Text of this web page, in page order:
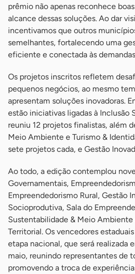
prêmio não apenas reconhece
alcance dessas soluções. Ao dar
incentivamos que outros
semelhantes, fortalecendo uma
eficiente e conectada às
Os projetos inscritos refletem
pequenos negócios, ao mesmo
apresentam soluções inovadoras.
estão iniciativas ligadas à Inclusão
reuniu 12 projetos finalistas, além
Meio Ambiente e Turismo &
sete projetos cada, e Gestão
Ao todo, a edição contemplou
Governamentais,
Empreendedorismo Rural, Gestão
Socioprodutiva, Sala do
Sustentabilidade & Meio Ambiente
Territorial. Os vencedores
etapa nacional, que será realizada
maio, reunindo representantes de
promovendo a troca de